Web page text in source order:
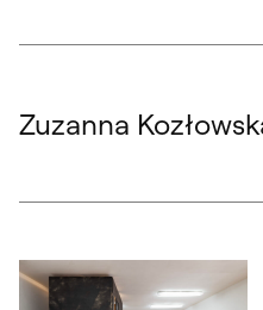
Zuzanna